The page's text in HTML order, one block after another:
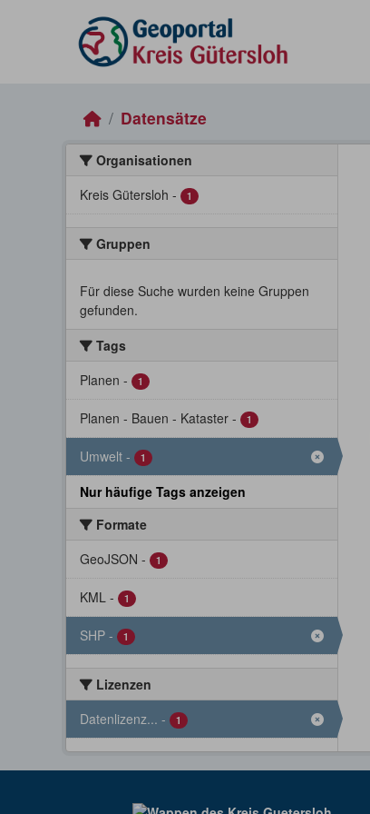
Datensätze
Organisationen
Kreis Gütersloh - 1
Gruppen
Für diese Suche wurden keine Gruppen
gefunden.
Tags
Planen - 1
Planen - Bauen - Kataster - 1
Umwelt - 1
Nur häufige Tags anzeigen
Formate
GeoJSON - 1
KML - 1
SHP - 1
Lizenzen
Datenlizenz... - 1